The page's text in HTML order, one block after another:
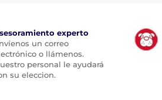
experto
un correo
o llámenos.
personal le ayudará
su eleccion.